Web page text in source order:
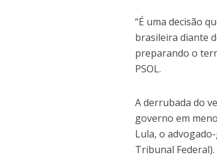
“É uma decisão
brasileira diante
preparando o
PSOL.
A derrubada do
governo em
Lula, o
Tribunal Federal).